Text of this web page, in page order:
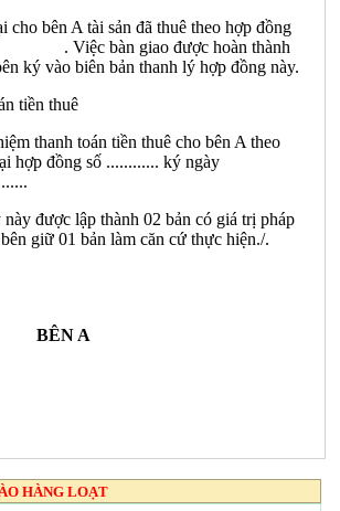
cho bên A tài sản đã thuê theo hợp đồng
bàn giao được hoàn thành
ký vào biên bản thanh lý hợp đồng này.
tiền thuê
thanh toán tiền thuê cho bên A theo
hợp đồng số ............ ký ngày
được lập thành 02 bản có giá trị pháp
giữ 01 bản làm căn cứ thực hiện./.
BÊN A
HÀNG LOẠT